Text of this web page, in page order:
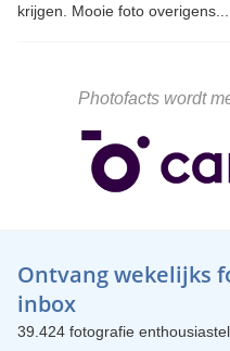
krijgen. Mooie foto
Photofacts wordt
Ontvang wekelijks
inbox
39.424 fotografie